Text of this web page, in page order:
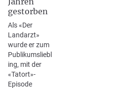
gestorben
Als «Der
Landarzt»
wurde er zum
Publikumsliebl
ing, mit der
«Tatort»-
Episode